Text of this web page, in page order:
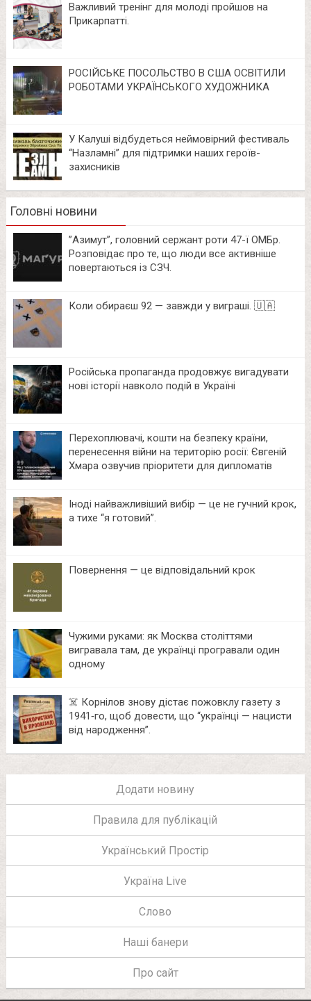
Важливий тренінг для молоді пройшов на
Прикарпатті.
РОСІЙСЬКЕ ПОСОЛЬСТВО В США ОСВІТИЛИ
РОБОТАМИ УКРАЇНСЬКОГО ХУДОЖНИКА
У Калуші відбудеться неймовірний фестиваль
“Назламні” для підтримки наших героїв-
захисників
Головні новини
⁨”Азимут”, головний сержант роти 47-ї ОМБр.
Розповідає про те, що люди все активніше
повертаються із СЗЧ.
Коли обираєш 92 — завжди у виграші. 🇺🇦
Російська пропаганда продовжує вигадувати
нові історії навколо подій в Україні
Перехоплювачі, кошти на безпеку країни,
перенесення війни на територію росії: Євгеній
Хмара озвучив пріоритети для дипломатів
Іноді найважливіший вибір — це не гучний крок,
а тихе “я готовий”.
Повернення — це відповідальний крок
Чужими руками: як Москва століттями
вигравала там, де українці програвали один
одному
☠️ Корнілов знову дістає пожовклу газету з
1941‑го, щоб довести, що “українці — нацисти
від народження”.
Додати новину
Правила для публікацій
Український Простір
Україна Live
Слово
Наші банери
Про сайт